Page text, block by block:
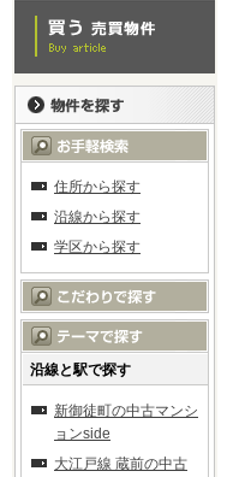
住所から探す
沿線から探す
学区から探す
沿線と駅で探す
新御徒町の中古マンシ
ョンside
大江戸線 蔵前の中古